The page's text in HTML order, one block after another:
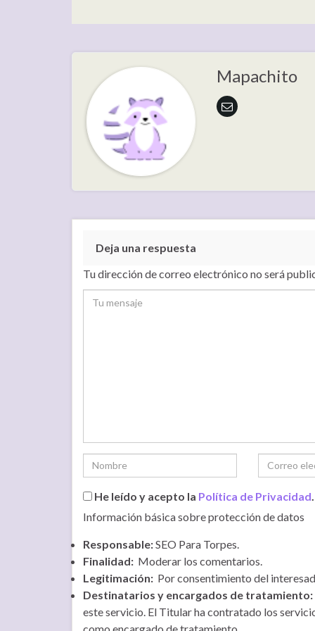
Mapachito
Deja una respuesta
Tu dirección de correo electrónico no será
He leído y acepto la Política de Privacidad
Información básica sobre protección de datos
Responsable:SEO Para Torpes.
Finalidad: Moderar los comentarios.
Legitimación: Por consentimiento del
Destinatarios y encargados de tratamiento:
este servicio. El Titular ha contratado los
como encargado de tratamiento.